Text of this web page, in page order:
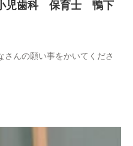
児歯科 保育士 鴨下
んの願い事をかいてくださ